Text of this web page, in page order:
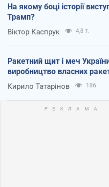
На якому боці історії
Трамп?
Віктор Каспрук 4,8 т.
Ракетний щит і меч
виробництво власних
Кирило Татарінов 186